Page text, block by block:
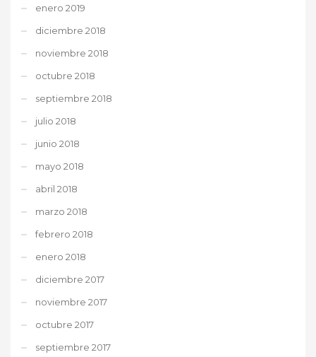
enero 2019
diciembre 2018
noviembre 2018
octubre 2018
septiembre 2018
julio 2018
junio 2018
mayo 2018
abril 2018
marzo 2018
febrero 2018
enero 2018
diciembre 2017
noviembre 2017
octubre 2017
septiembre 2017